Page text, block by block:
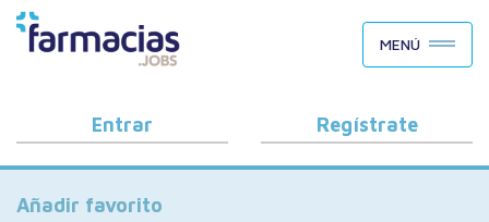
BUSCAR CANDIDATOS
OFERTAS DE EMPLEO
COMO FUNCIONA
PORQUÉ FARMACIAS.JOBS
MENÚ
Entrar Regístrate
Añadir favorito